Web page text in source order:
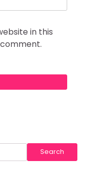
in this
Search